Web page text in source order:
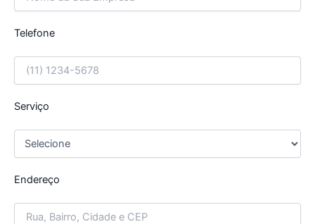
Telefone
Serviço
Endereço